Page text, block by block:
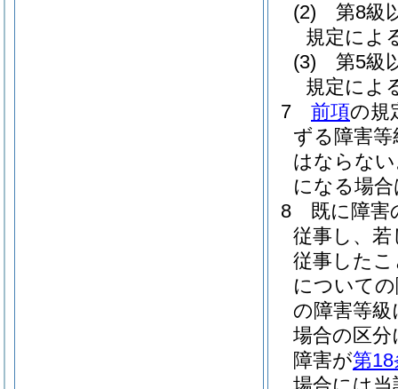
(2)
第8級
規定によ
(3)
第5級
規定によ
7
前項の規
ずる障害
はならな
になる場
8
既に障害
従事し、
従事した
について
の障害等
場合の区
障害が第